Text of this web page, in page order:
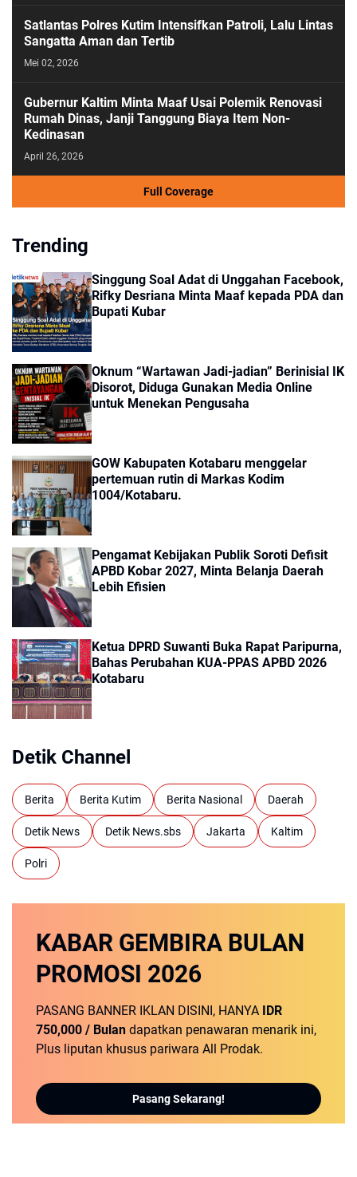
Satlantas Polres Kutim Intensifkan Patroli, Lalu Lintas
Sangatta Aman dan Tertib
Mei 02, 2026
Gubernur Kaltim Minta Maaf Usai Polemik Renovasi
Rumah Dinas, Janji Tanggung Biaya Item Non-
Kedinasan
April 26, 2026
Full Coverage
Trending
Singgung Soal Adat di Unggahan Facebook,
Rifky Desriana Minta Maaf kepada PDA dan
Bupati Kubar
Oknum “Wartawan Jadi-jadian” Berinisial IK
Disorot, Diduga Gunakan Media Online
untuk Menekan Pengusaha
GOW Kabupaten Kotabaru menggelar
pertemuan rutin di Markas Kodim
1004/Kotabaru.
Pengamat Kebijakan Publik Soroti Defisit
APBD Kobar 2027, Minta Belanja Daerah
Lebih Efisien
Ketua DPRD Suwanti Buka Rapat Paripurna,
Bahas Perubahan KUA-PPAS APBD 2026
Kotabaru
Detik Channel
Berita Berita Kutim Berita Nasional Daerah
Detik News Detik News.sbs Jakarta Kaltim
Polri
KABAR GEMBIRA BULAN
PROMOSI 2026
PASANG BANNER IKLAN DISINI, HANYA IDR
750,000 / Bulan dapatkan penawaran menarik ini,
Plus liputan khusus pariwara All Prodak.
Pasang Sekarang!